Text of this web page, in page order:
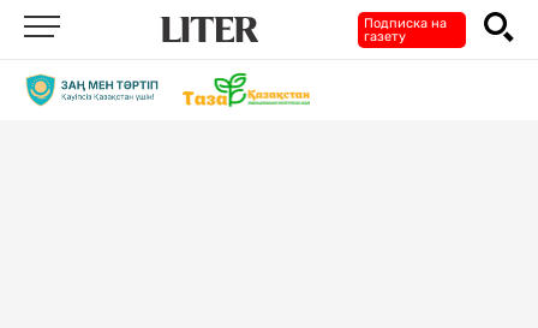
Подписка на
газету